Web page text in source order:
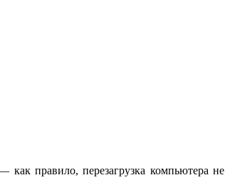
правило, перезагрузка компьютера не